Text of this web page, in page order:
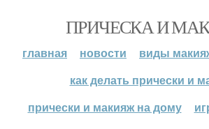
ПРИЧЕСКА И
главная новости
виды
как делать прически и
прически и макияж на дому